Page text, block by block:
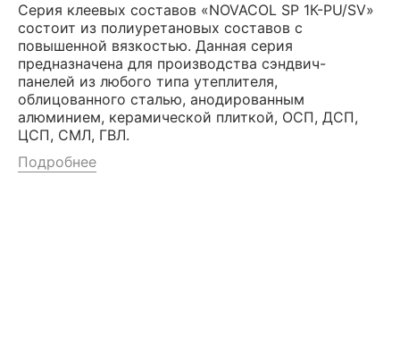
Серия клеевых составов «NOVACOL SP 1К-PU/SV»
состоит из полиуретановых составов с
повышенной вязкостью. Данная серия
предназначена для производства сэндвич-
панелей из любого типа утеплителя,
облицованного сталью, анодированным
алюминием, керамической плиткой, ОСП, ДСП,
ЦСП, СМЛ, ГВЛ.
Подробнее